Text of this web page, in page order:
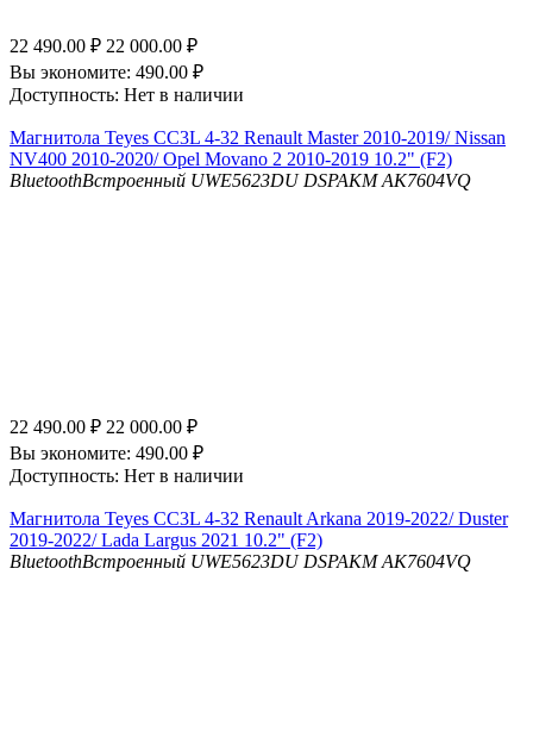
22 490.00 ₽ 22 000.00 ₽
Вы экономите: 490.00 ₽
Доступность: Нет в наличии
Магнитола Teyes CC3L 4-32 Renault Master 2010-2019/ Nissan
NV400 2010-2020/ Opel Movano 2 2010-2019 10.2" (F2)
BluetoothВстроенный UWE5623DU DSPAKM AK7604VQ
22 490.00 ₽ 22 000.00 ₽
Вы экономите: 490.00 ₽
Доступность: Нет в наличии
Магнитола Teyes CC3L 4-32 Renault Arkana 2019-2022/ Duster
2019-2022/ Lada Largus 2021 10.2" (F2)
BluetoothВстроенный UWE5623DU DSPAKM AK7604VQ